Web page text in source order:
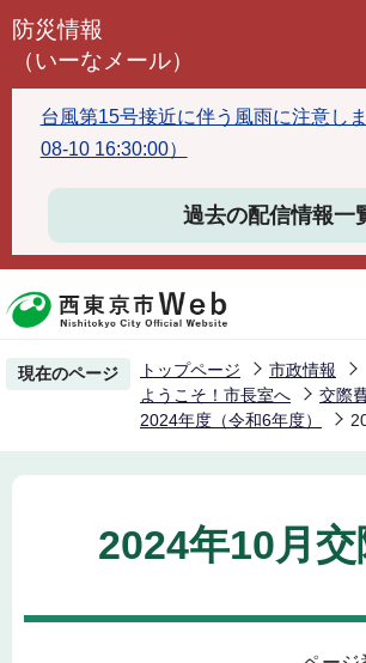
こ
で
す
防災情報
（いーなメール）
台風第15号接近に伴う風雨に注意し
08-10 16:30:00）
過去の配信情報一
現在のページ トップページ
市政情報
ようこそ！市長室へ
交際
2024年度（令和6年度）
2024年10月